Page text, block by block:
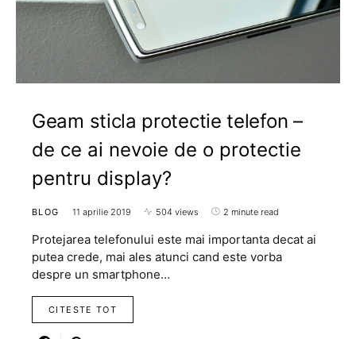
Geam sticla protectie telefon –
de ce ai nevoie de o protectie
pentru display?
BLOG 11 aprilie 2019 504 views 2 minute read
Protejarea telefonului este mai importanta decat ai
putea crede, mai ales atunci cand este vorba
despre un smartphone…
CITESTE TOT